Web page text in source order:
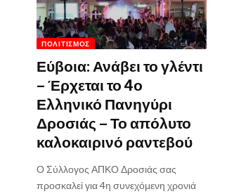
ΠΟΛΙΤΙΣΜΌΣ
Εύβοια: Ανάβει το γλέντι
– Έρχεται το 4ο
Ελληνικό Πανηγύρι
Δροσιάς – Το απόλυτο
καλοκαιρινό ραντεβού
Ο Σύλλογος ΑΠΚΟ Δροσιάς σας
προσκαλεί για 4η συνεχόμενη χρονιά